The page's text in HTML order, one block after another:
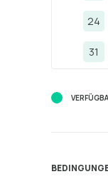
24
31